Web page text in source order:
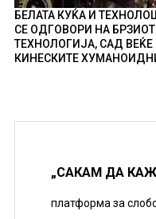
БЕЛАТА КУЌА И
СЕ ОДГОВОРИ НА
ТЕХНОЛОГИЈА, САД
КИНЕСКИТЕ
„САКАМ ДА
платформа за